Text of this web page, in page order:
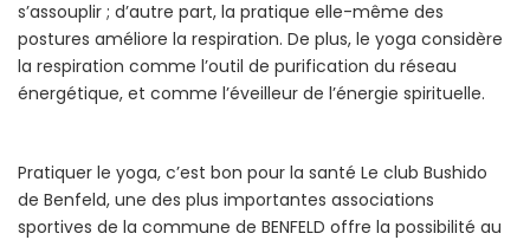
s’assouplir ; d’autre part, la pratique elle-même des
postures améliore la respiration. De plus, le yoga considère
la respiration comme l’outil de purification du réseau
énergétique, et comme l’éveilleur de l’énergie spirituelle.
Pratiquer le yoga, c’est bon pour la santé Le club Bushido
de Benfeld, une des plus importantes associations
sportives de la commune de BENFELD offre la possibilité au